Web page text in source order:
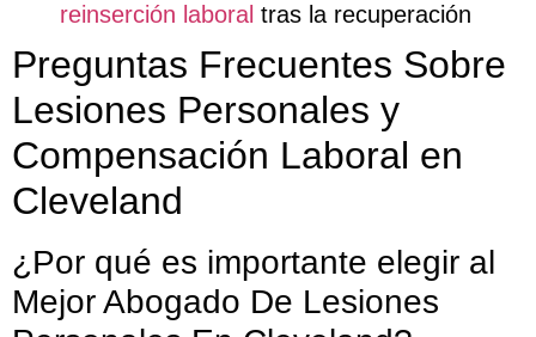
reinserción laboral tras la recuperación
Preguntas Frecuentes Sobre
Lesiones Personales y
Compensación Laboral en
Cleveland
¿Por qué es importante elegir al
Mejor Abogado De Lesiones